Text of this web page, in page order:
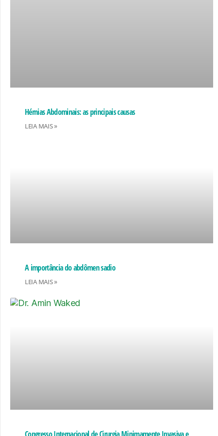
Hérnias Abdominais: as principais causas
LEIA MAIS »
A importância do abdômen sadio
LEIA MAIS »